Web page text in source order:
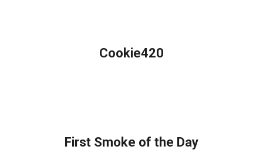
Cookie420
First Smoke of the Day